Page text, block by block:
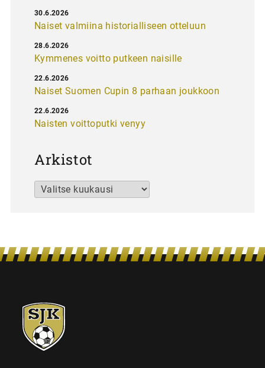
Naiset valmiina historialliseen otteluun
30.6.2026
Kymmenes voitto putkeen naisille
28.6.2026
Naiset Suomen Cupin 8 parhaan joukkoon
22.6.2026
Naisten voittoputki venyy
22.6.2026
Arkistot
Arkistot
SJK-
juniorit